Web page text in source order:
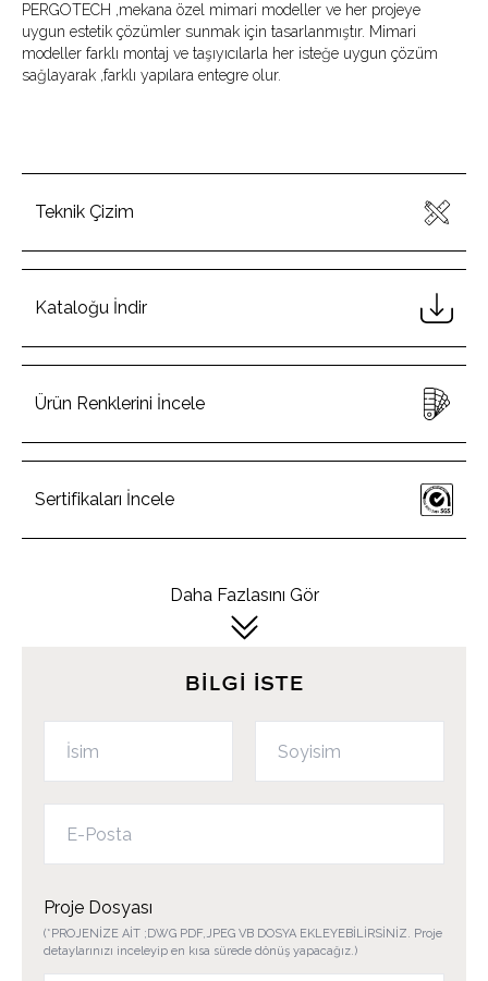
PERGOTECH ,mekana özel mimari modeller ve her projeye
uygun estetik çözümler sunmak için tasarlanmıştır. Mimari
modeller farklı montaj ve taşıyıcılarla her isteğe uygun çözüm
sağlayarak ,farklı yapılara entegre olur.
Teknik Çizim
Kataloğu İndir
Ürün Renklerini İncele
Sertifikaları İncele
Daha Fazlasını Gör
BİLGİ İSTE
Proje Dosyası
(*PROJENİZE AİT ;DWG PDF,JPEG VB DOSYA EKLEYEBİLİRSİNİZ. Proje
detaylarınızı inceleyip en kısa sürede dönüş yapacağız.)